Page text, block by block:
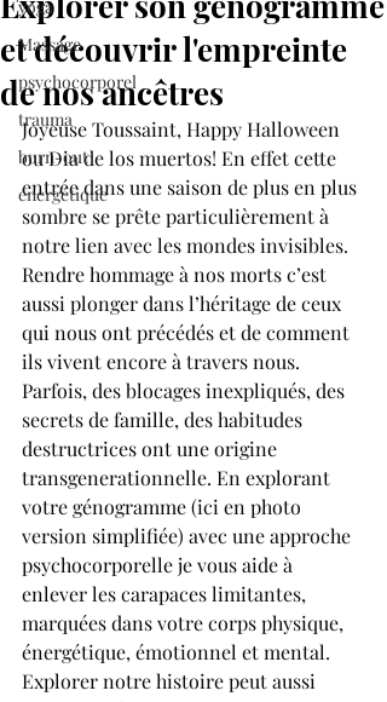
yoga
Massage
psychocorporel
trauma
burn-out
énergétique
et découvrir l'empreinte
de nos ancêtres
Joyeuse Toussaint, Happy Halloween
ou Dia de los muertos! En effet cette
entrée dans une saison de plus en plus
sombre se prête particulièrement à
notre lien avec les mondes invisibles.
Rendre hommage à nos morts c’est
aussi plonger dans l’héritage de ceux
qui nous ont précédés et de comment
ils vivent encore à travers nous.
Parfois, des blocages inexpliqués, des
secrets de famille, des habitudes
destructrices ont une origine
transgenerationnelle. En explorant
votre génogramme (ici en photo
version simplifiée) avec une approche
psychocorporelle je vous aide à
enlever les carapaces limitantes,
marquées dans votre corps physique,
énergétique, émotionnel et mental.
Explorer notre histoire peut aussi